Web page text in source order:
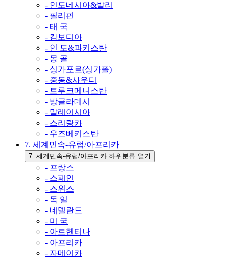
- 인도네시아&발리
- 필리핀
- 태 국
- 캄보디아
- 인 도&파키스탄
- 몽 골
- 싱가포르(싱가폴)
- 중동&사우디
- 트루크메니스탄
- 방글라데시
- 말레이시아
- 스리랑카
- 우즈베키스탄
7. 세계민속-유럽/아프리카
7. 세계민속-유럽/아프리카 하위분류 열기
- 프랑스
- 스페인
- 스위스
- 독 일
- 네델란드
- 미 국
- 아르헨티나
- 아프리카
- 자메이카